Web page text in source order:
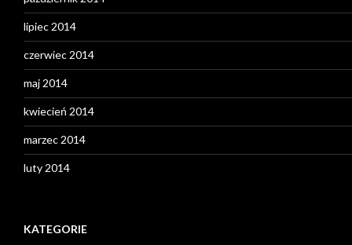
lipiec 2014
czerwiec 2014
maj 2014
kwiecień 2014
marzec 2014
luty 2014
KATEGORIE